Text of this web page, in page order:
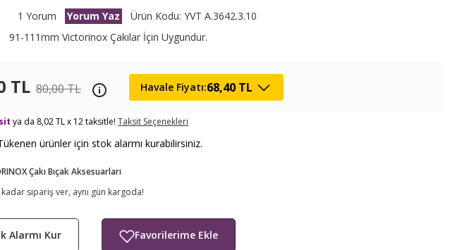
1 Yorum Yorum Yaz
Ürün Kodu: YVT A.3642.3.10
91-111mm Victorinox Çakılar İçin Uygundur.
TL 80,00 TL Havale Fiyatı:68,40 TL
ya da 8,02 TL x 12 taksitle! Taksit Seçenekleri
ürünler için stok alarmı kurabilirsiniz.
Çakı Bıçak Aksesuarları
sipariş ver, aynı gün kargoda!
Alarmı Kur